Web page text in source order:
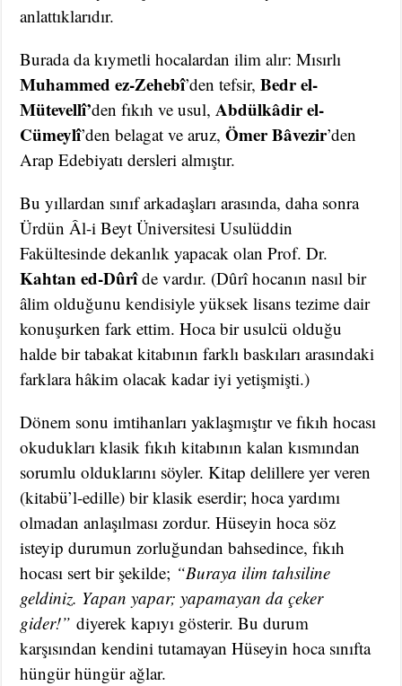
anlattıklarıdır.
Burada da kıymetli hocalardan ilim alır: Mısırlı
Muhammed ez-Zehebî’den tefsir,Bedr el-
Mütevellî’den fıkıh ve usul,Abdülkâdir el-
Cümeylî’den belagat ve aruz,Ömer Bâvezir’den
Arap Edebiyatı dersleri almıştır.
Bu yıllardan sınıf arkadaşları arasında, daha sonra
Ürdün Âl-i Beyt Üniversitesi Usulüddin
Fakültesinde dekanlık yapacak olan Prof. Dr.
Kahtan ed-Dûrîde vardır. (Dûrî hocanın nasıl bir
âlim olduğunu kendisiyle yüksek lisans tezime dair
konuşurken fark ettim. Hoca bir usulcü olduğu
halde bir tabakat kitabının farklı baskıları arasındaki
farklara hâkim olacak kadar iyi yetişmişti.)
Dönem sonu imtihanları yaklaşmıştır ve fıkıh hocası
okudukları klasik fıkıh kitabının kalan kısmından
sorumlu olduklarını söyler. Kitap delillere yer veren
(kitabü’l-edille) bir klasik eserdir; hoca yardımı
olmadan anlaşılması zordur. Hüseyin hoca söz
isteyip durumun zorluğundan bahsedince, fıkıh
hocası sert bir şekilde; “Buraya ilim tahsiline
geldiniz. Yapan yapar; yapamayan da çeker
gider!” diyerek kapıyı gösterir. Bu durum
karşısından kendini tutamayan Hüseyin hoca sınıfta
hüngür hüngür ağlar.